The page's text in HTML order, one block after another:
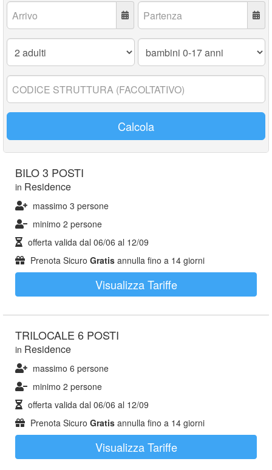
Arrivo: Partenza:
Adulti:
Bambini
17
Codice
struttura:
Calcola
BILO 3 POSTI
in Residence
massimo 3 persone
minimo 2 persone
offerta valida dal 06/06 al 12/09
Prenota Sicuro Gratis annulla fino a 14 giorni
Visualizza Tariffe
TRILOCALE 6 POSTI
in Residence
massimo 6 persone
minimo 2 persone
offerta valida dal 06/06 al 12/09
Prenota Sicuro Gratis annulla fino a 14 giorni
Visualizza Tariffe